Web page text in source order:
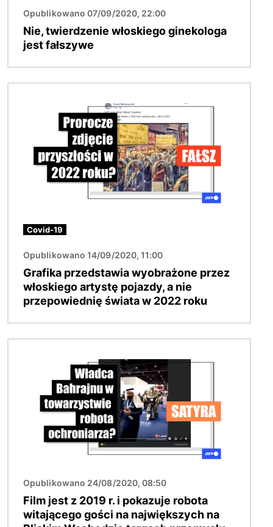
Opublikowano 07/09/2020, 22:00
Nie, twierdzenie włoskiego ginekologa
jest fałszywe
Covid-19
Opublikowano 14/09/2020, 11:00
Grafika przedstawia wyobrażone przez
włoskiego artystę pojazdy, a nie
przepowiednię świata w 2022 roku
Opublikowano 24/08/2020, 08:50
Film jest z 2019 r. i pokazuje robota
witającego gości na największych na